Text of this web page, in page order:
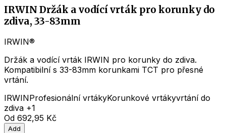
IRWIN Držák a vodící vrták pro korunky do
zdiva, 33-83mm
IRWIN®
Držák a vodící vrták IRWIN pro korunky do zdiva.
Kompatibilní s 33-83mm korunkami TCT pro přesné
vrtání.
IRWINProfesionální vrtákyKorunkové vrtákyvrtání do
zdiva +1
Od 692,95 Kč
Add